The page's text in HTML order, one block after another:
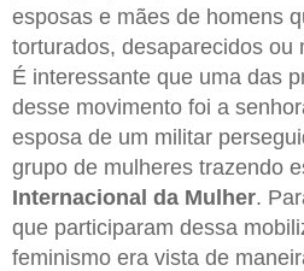
esposas e mães de homens
torturados, desaparecidos ou
É interessante que uma das
desse movimento foi a
esposa de um militar
grupo de mulheres trazendo
Internacional da Mulher.
que participaram dessa
feminismo era vista de